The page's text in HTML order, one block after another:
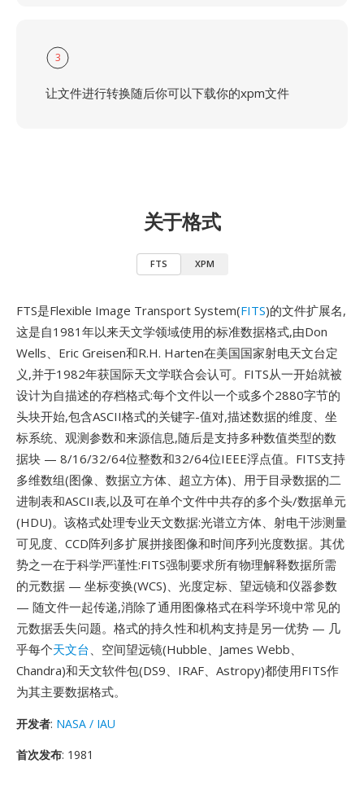
3
让文件进行转换随后你可以下载你的xpm文件
关于格式
FTS XPM
FTS是Flexible Image Transport System(FITS)的文件扩展名,
这是自1981年以来天文学领域使用的标准数据格式,由Don
Wells、Eric Greisen和R.H. Harten在美国国家射电天文台定
义,并于1982年获国际天文学联合会认可。FITS从一开始就被
设计为自描述的存档格式:每个文件以一个或多个2880字节的
头块开始,包含ASCII格式的关键字-值对,描述数据的维度、坐
标系统、观测参数和来源信息,随后是支持多种数值类型的数
据块 — 8/16/32/64位整数和32/64位IEEE浮点值。FITS支持
多维数组(图像、数据立方体、超立方体)、用于目录数据的二
进制表和ASCII表,以及可在单个文件中共存的多个头/数据单元
(HDU)。该格式处理专业天文数据:光谱立方体、射电干涉测量
可见度、CCD阵列多扩展拼接图像和时间序列光度数据。其优
势之一在于科学严谨性:FITS强制要求所有物理解释数据所需
的元数据 — 坐标变换(WCS)、光度定标、望远镜和仪器参数
— 随文件一起传递,消除了通用图像格式在科学环境中常见的
元数据丢失问题。格式的持久性和机构支持是另一优势 — 几
乎每个天文台、空间望远镜(Hubble、James Webb、
Chandra)和天文软件包(DS9、IRAF、Astropy)都使用FITS作
为其主要数据格式。
开发者: NASA / IAU
首次发布: 1981